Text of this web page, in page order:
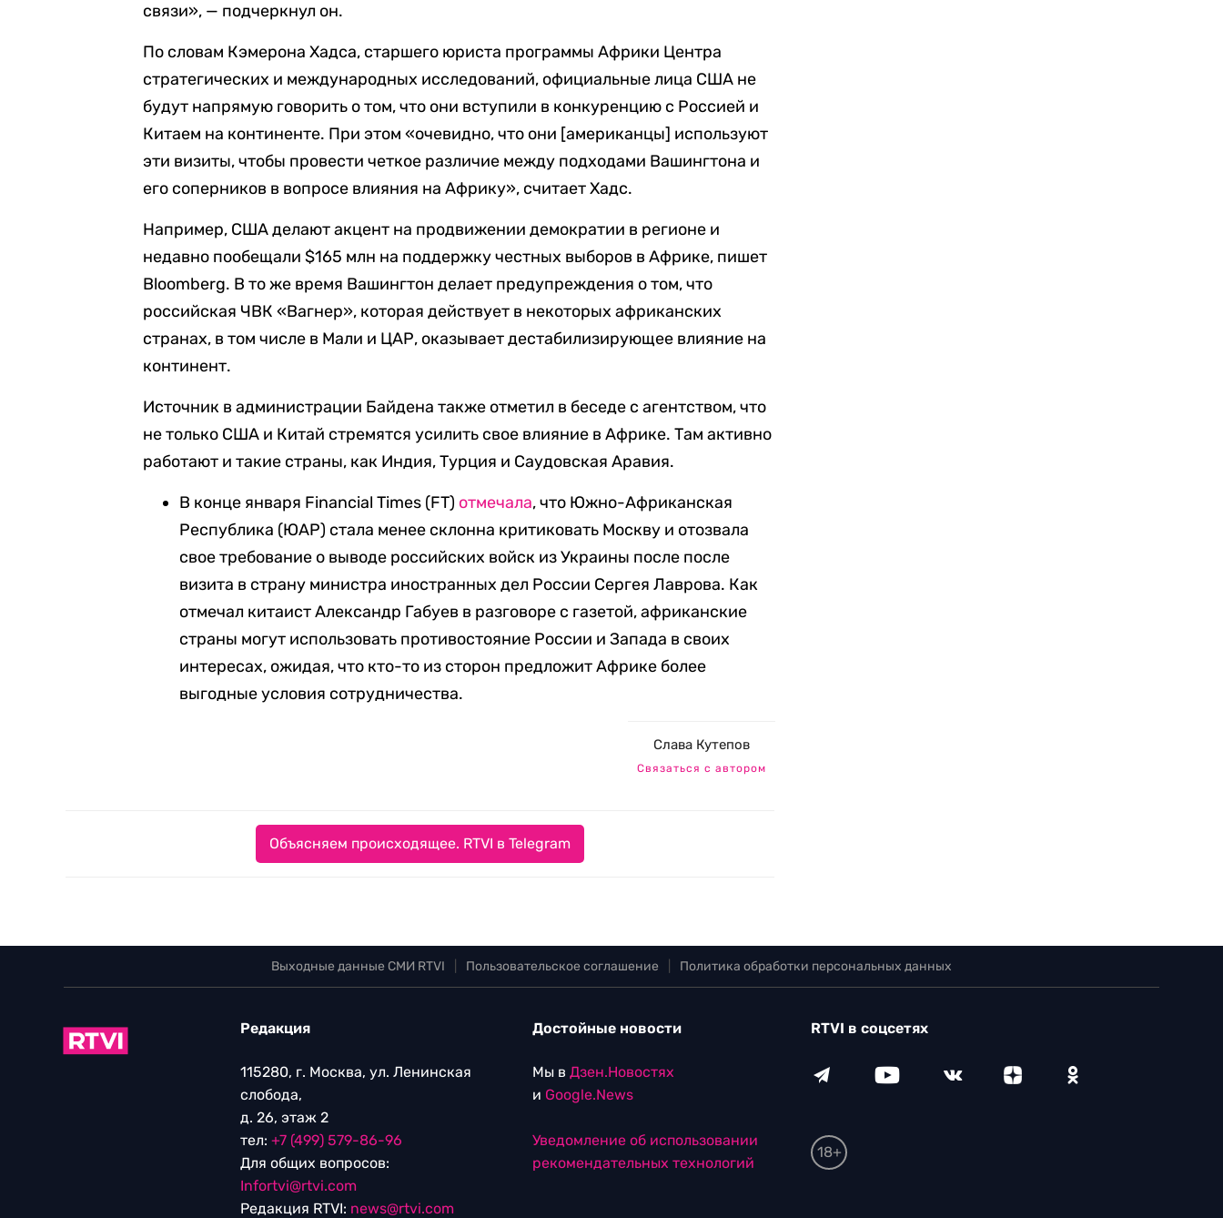
связи», — подчеркнул он.
По словам Кэмерона Хадса, старшего юриста программы Африки Центра
стратегических и международных исследований, официальные лица США не
будут напрямую говорить о том, что они вступили в конкуренцию с Россией и
Китаем на континенте. При этом «очевидно, что они [американцы] используют
эти визиты, чтобы провести четкое различие между подходами Вашингтона и
его соперников в вопросе влияния на Африку», считает Хадс.
Например, США делают акцент на продвижении демократии в регионе и
недавно пообещали $165 млн на поддержку честных выборов в Африке, пишет
Bloomberg. В то же время Вашингтон делает предупреждения о том, что
российская ЧВК «Вагнер», которая действует в некоторых африканских
странах, в том числе в Мали и ЦАР, оказывает дестабилизирующее влияние на
континент.
Источник в администрации Байдена также отметил в беседе с агентством, что
не только США и Китай стремятся усилить свое влияние в Африке. Там активно
работают и такие страны, как Индия, Турция и Саудовская Аравия.
В конце января Financial Times (FT) отмечала, что Южно-Африканская
Республика (ЮАР) стала менее склонна критиковать Москву и отозвала
свое требование о выводе российских войск из Украины после после
визита в страну министра иностранных дел России Сергея Лаврова. Как
отмечал китаист Александр Габуев в разговоре с газетой, африканские
страны могут использовать противостояние России и Запада в своих
интересах, ожидая, что кто-то из сторон предложит Африке более
выгодные условия сотрудничества.
Слава Кутепов
Связаться с автором
Объясняем происходящее. RTVI в Telegram
Выходные данные СМИ RTVI Пользовательское соглашение Политика обработки персональных данных
Редакция
115280, г. Москва, ул. Ленинская
слобода,
д. 26, этаж 2
тел: +7 (499) 579-86-96
Для общих вопросов:
Infortvi@rtvi.com
Редакция RTVI: news@rtvi.com
Достойные новости
Мы в Дзен.Новостях
и Google.News
Уведомление об использовании
рекомендательных технологий
RTVI в соцсетях
18+